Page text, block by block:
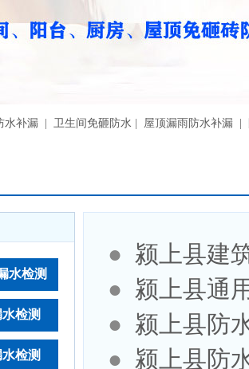
水补漏 | 卫生间免砸防水 | 屋顶漏雨防水补漏
水检测
检测
检测
● 颍上县建
● 颍上县通
● 颍上县防
● 颍上县防